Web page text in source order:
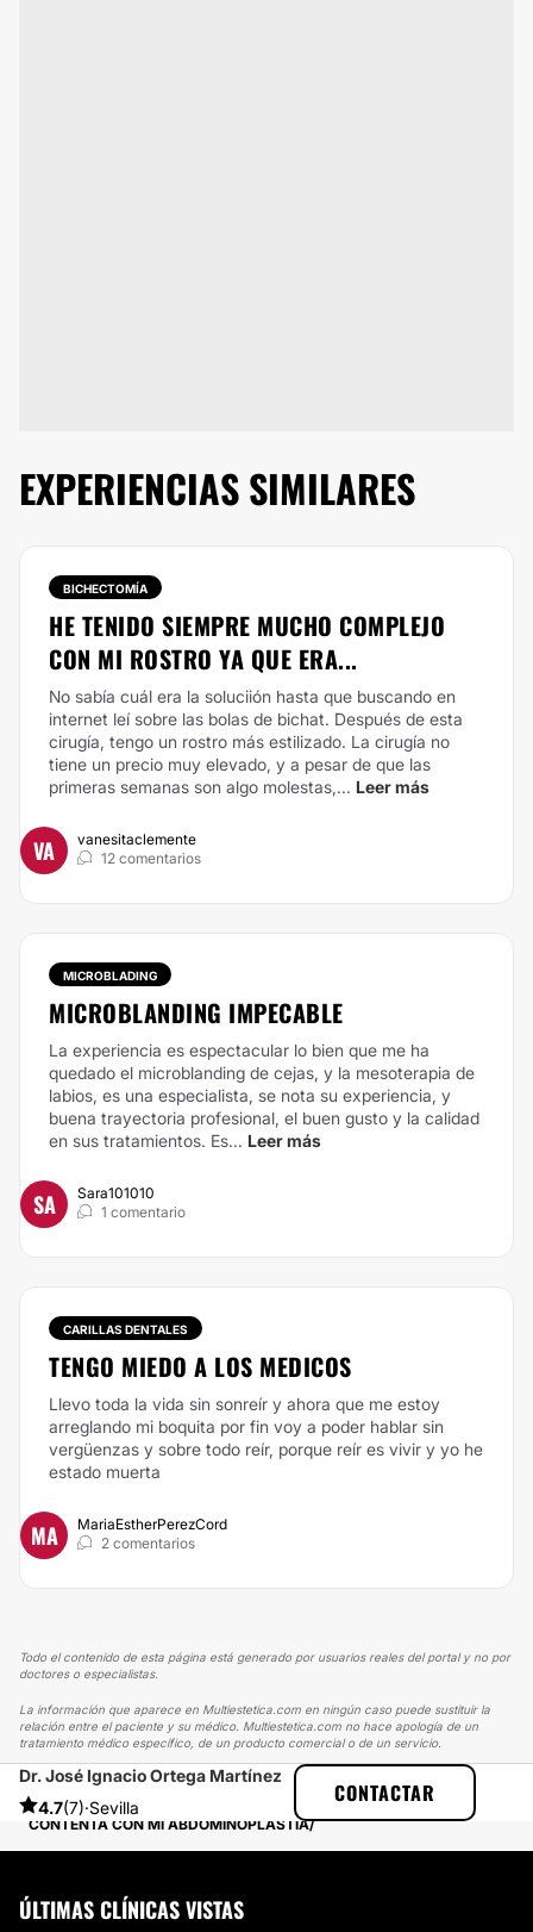
EXPERIENCIAS SIMILARES
BICHECTOMÍA
HE TENIDO SIEMPRE MUCHO COMPLEJO
CON MI ROSTRO YA QUE ERA...
No sabía cuál era la soluciión hasta que buscando en
internet leí sobre las bolas de bichat. Después de esta
cirugía, tengo un rostro más estilizado. La cirugía no
tiene un precio muy elevado, y a pesar de que las
primeras semanas son algo molestas,... Leer más
VA
vanesitaclemente
12 comentarios
MICROBLADING
MICROBLANDING IMPECABLE
La experiencia es espectacular lo bien que me ha
quedado el microblanding de cejas, y la mesoterapia de
labios, es una especialista, se nota su experiencia, y
buena trayectoria profesional, el buen gusto y la calidad
en sus tratamientos. Es... Leer más
SA
Sara101010
1 comentario
CARILLAS DENTALES
TENGO MIEDO A LOS MEDICOS
Llevo toda la vida sin sonreír y ahora que me estoy
arreglando mi boquita por fin voy a poder hablar sin
vergüenzas y sobre todo reír, porque reír es vivir y yo he
estado muerta
MA
MariaEstherPerezCord
2 comentarios
Todo el contenido de esta página está generado por usuarios reales del portal y no por
doctores o especialistas.
La información que aparece en Multiestetica.com en ningún caso puede sustituir la
relación entre el paciente y su médico. Multiestetica.com no hace apología de un
tratamiento médico específico, de un producto comercial o de un servicio.
Dr. José Ignacio Ortega Martínez
4.7(7)·Sevilla
CONTACTAR
MULTIESTETICA
EXPERIENCIAS
EXPERIENCIAS REALES SOBRE ABDOMINOPLASTIA
CONTENTA CON MI ABDOMINOPLASTIA
ÚLTIMAS CLÍNICAS VISTAS